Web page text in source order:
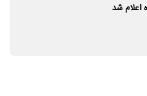
اعلام شد